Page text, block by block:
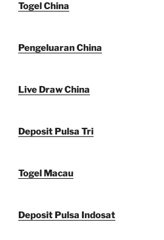
Togel China
Pengeluaran China
Live Draw China
Deposit Pulsa Tri
Togel Macau
Deposit Pulsa Indosat